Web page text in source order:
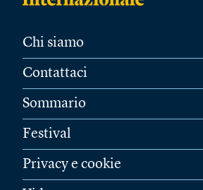
Chi siamo
Contattaci
Sommario
Festival
Privacy e cookie